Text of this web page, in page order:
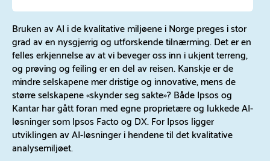
Bruken av AI i de kvalitative miljøene i Norge preges i stor
grad av en nysgjerrig og utforskende tilnærming. Det er en
felles erkjennelse av at vi beveger oss inn i ukjent terreng,
og prøving og feiling er en del av reisen. Kanskje er de
mindre selskapene mer dristige og innovative, mens de
større selskapene «skynder seg sakte»? Både Ipsos og
Kantar har gått foran med egne proprietære og lukkede AI-
løsninger som Ipsos Facto og DX. For Ipsos ligger
utviklingen av AI-løsninger i hendene til det kvalitative
analysemiljøet.